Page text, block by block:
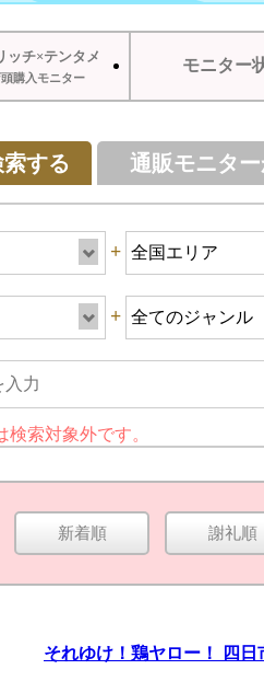
ッチ×テンタメ
頭購入モニター
モニター
する 通販モニタ
+
+
検索対象外です。
+
新着順 謝礼順
それゆけ！鶏ヤロー！ 四日